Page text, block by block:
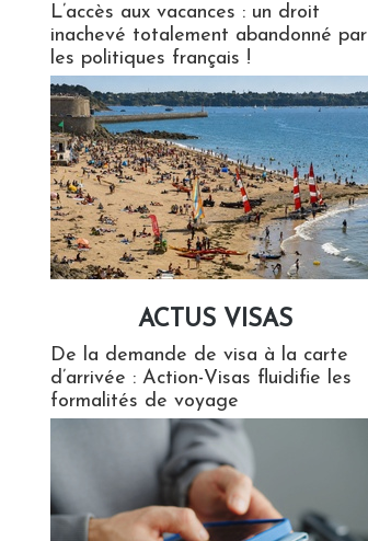
L’accès aux vacances : un droit
inachevé totalement abandonné par
les politiques français !
ACTUS VISAS
De la demande de visa à la carte
d’arrivée : Action-Visas fluidifie les
formalités de voyage